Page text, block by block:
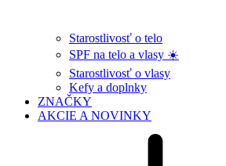
Starostlivosť o telo
SPF na telo a vlasy ☀️
Starostlivosť o vlasy
Kefy a doplnky
ZNAČKY
AKCIE A NOVINKY